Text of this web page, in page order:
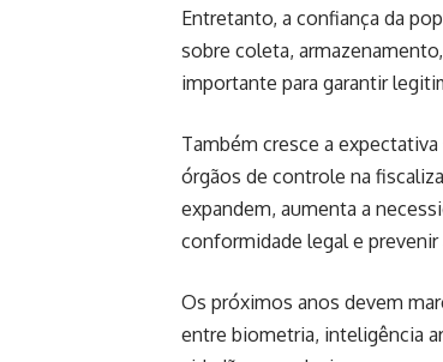
Entretanto, a confiança da
sobre coleta,
importante para garantir
Também cresce a
órgãos de controle na
expandem, aumenta a
conformidade legal e prevenir
Os próximos anos devem
entre biometria, inteligência